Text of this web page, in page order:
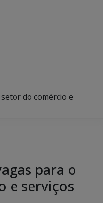
do comércio e
para o
e serviços